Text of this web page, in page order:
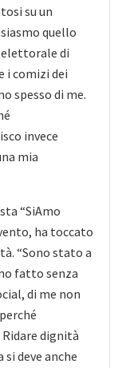
su un
quello
elettorale di
i comizi dei
spesso di me.
invece
mia
“SiAmo
ha toccato
“Sono stato a
fatto senza
di me non
dignità
deve anche